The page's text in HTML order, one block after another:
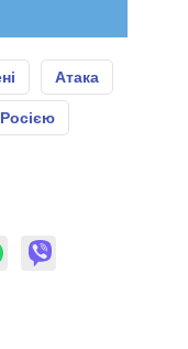
Атака